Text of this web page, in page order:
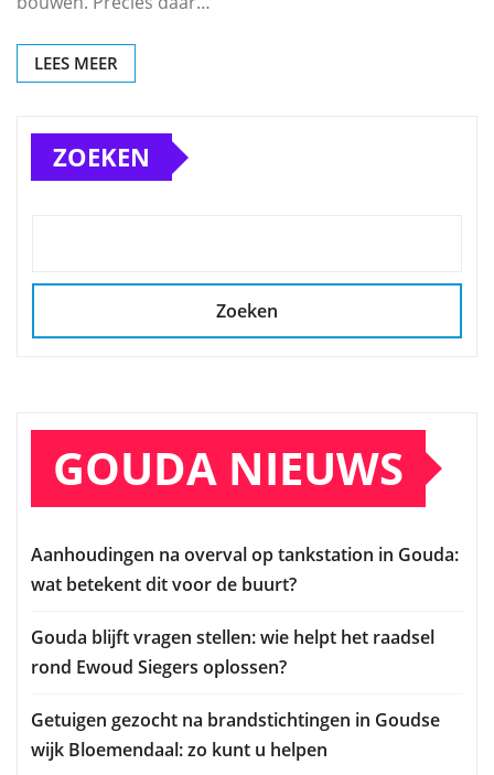
LEES MEER
ZOEKEN
Zoeken
GOUDA NIEUWS
Aanhoudingen na overval op tankstation in Gouda:
wat betekent dit voor de buurt?
Gouda blijft vragen stellen: wie helpt het raadsel
rond Ewoud Siegers oplossen?
Getuigen gezocht na brandstichtingen in Goudse
wijk Bloemendaal: zo kunt u helpen